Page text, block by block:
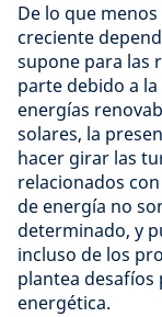
De lo que
creciente
supone para las
parte debido a
energías
solares, la
hacer girar las
relacionados
de energía no
determinado, y
incluso de los
plantea desafíos
energética.